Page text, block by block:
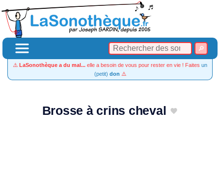
⚠️ LaSonothèque a du mal... elle a besoin de vous pour rester en vie ! Faites un
(petit) don ⚠️
Brosse à crins cheval